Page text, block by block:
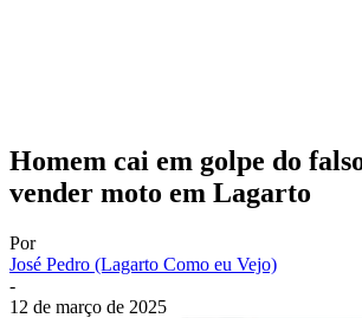
Homem cai em golpe do
vender moto em Lagarto
Por
José Pedro (Lagarto Como eu Vejo)
-
12 de março de 2025